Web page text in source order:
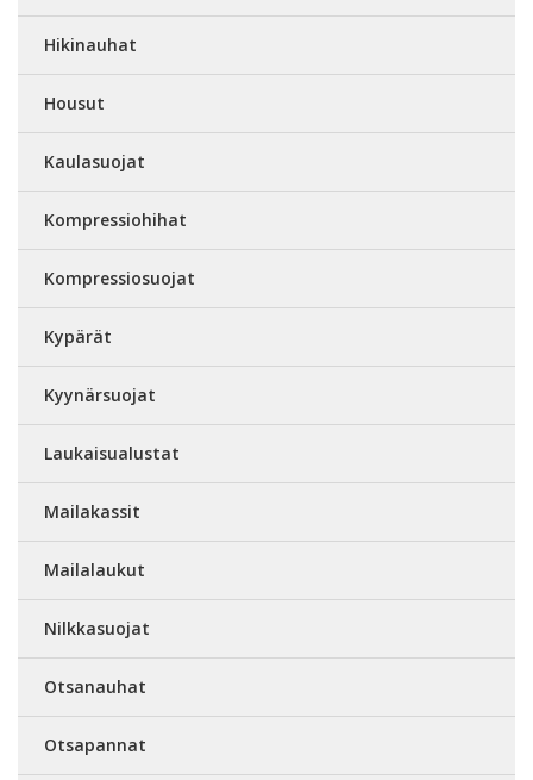
Hikinauhat
Housut
Kaulasuojat
Kompressiohihat
Kompressiosuojat
Kypärät
Kyynärsuojat
Laukaisualustat
Mailakassit
Mailalaukut
Nilkkasuojat
Otsanauhat
Otsapannat